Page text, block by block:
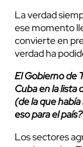
La verdad
ese momento
convierte en
verdad ha
El Gobierno de
Cuba en la lista
(de la que
eso para el país?
Los sectores